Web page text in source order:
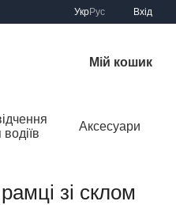
УкрРус Вхід
Мій кошик
Аксесуари
зі склом